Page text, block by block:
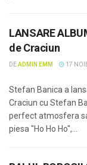
LANSARE
de Craciun
DEADMIN EMM 17
Stefan Banica a
Craciun cu Stefan
perfect atmosfera
piesa "Ho Ho Ho",...